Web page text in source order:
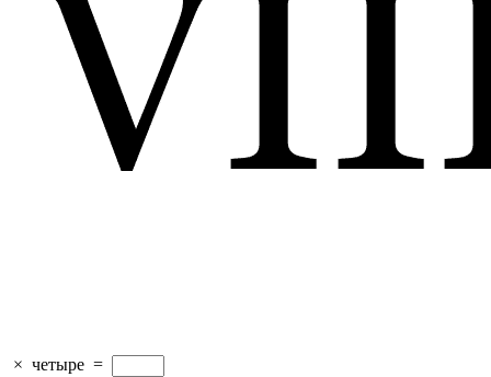
× четыре =